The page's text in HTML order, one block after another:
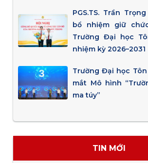
PGS.TS. Trần
bổ nhiệm giữ
Trường Đại học
nhiệm kỳ 2026–2031
Trường Đại học
mắt Mô hình
ma túy”
TIN MỚI